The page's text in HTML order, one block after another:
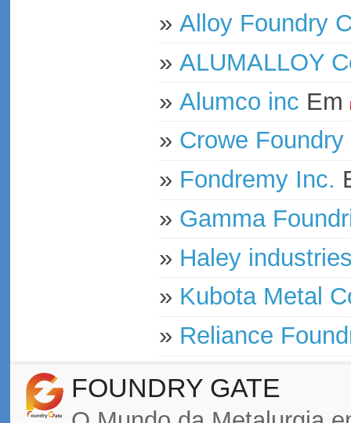
» Alloy Foundry
» ALUMALLOY
» Alumco inc Em
» Crowe
» Fondremy Inc.
» Gamma
» Haley
» Kubota Metal
» Reliance
FOUNDRY GATE